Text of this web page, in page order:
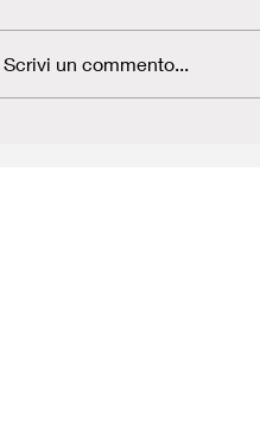
Scrivi un commento...